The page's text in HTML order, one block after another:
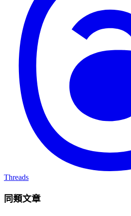
Threads
同類文章